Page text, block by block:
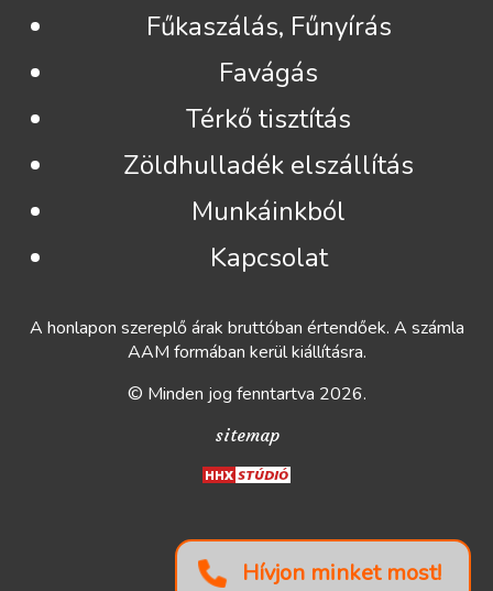
Hívjon minket most!
Fűkaszálás, Fűnyírás
Favágás
Térkő tisztítás
Zöldhulladék elszállítás
Munkáinkból
Kapcsolat
A honlapon szereplő árak bruttóban értendőek. A számla
AAM formában kerül kiállításra.
© Minden jog fenntartva 2026.
sitemap